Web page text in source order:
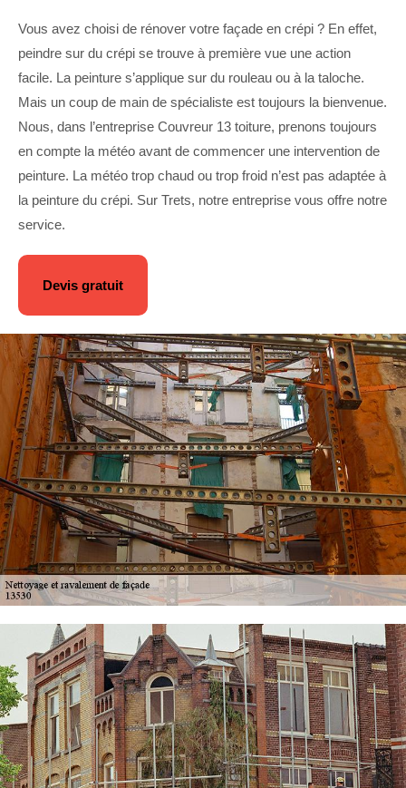
Vous avez choisi de rénover votre façade en crépi ? En effet,
peindre sur du crépi se trouve à première vue une action
facile. La peinture s’applique sur du rouleau ou à la taloche.
Mais un coup de main de spécialiste est toujours la bienvenue.
Nous, dans l’entreprise Couvreur 13 toiture, prenons toujours
en compte la météo avant de commencer une intervention de
peinture. La météo trop chaud ou trop froid n’est pas adaptée à
la peinture du crépi. Sur Trets, notre entreprise vous offre notre
service.
Devis gratuit